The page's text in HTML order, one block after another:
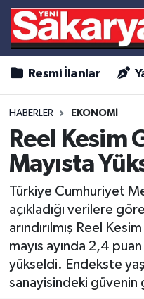
Resmi İlanlar
HABERLER EKONOMİ
Reel Kesim
Mayısta
Türkiye Cumhuriyet
açıkladığı verilere
arındırılmış Reel
mayıs ayında 2,4
yükseldi. Endekste
sanayisindeki